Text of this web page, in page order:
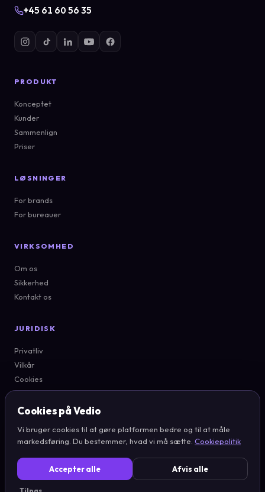
+45 61 60 56 35
PRODUKT
Konceptet
Kunder
Sammenlign
Priser
LØSNINGER
For brands
For bureauer
VIRKSOMHED
Om os
Sikkerhed
Kontakt os
JURIDISK
Privatliv
Vilkår
Cookies
Cookie-indstillinger
© 2026 Vedio · Silkeborg, DK
EN DA
Cookies på Vedio
Vi bruger cookies til at gøre platformen bedre og til at måle
markedsføring. Du bestemmer, hvad vi må sætte. Cookiepolitik
Accepter alle Afvis alle